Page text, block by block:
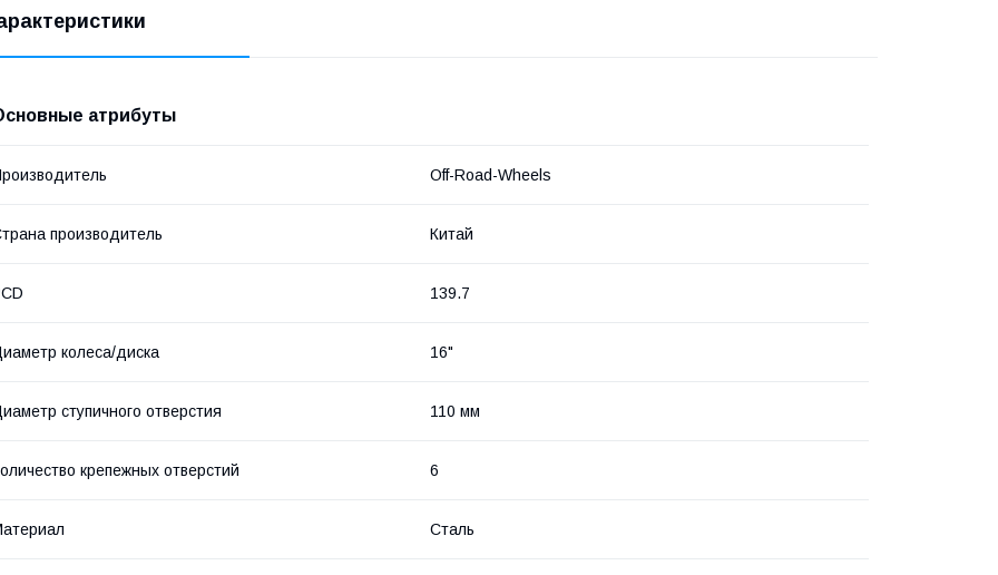
атрибуты
Off-Road-Wheels
производитель Китай
139.7
колеса/диска 16"
ступичного отверстия 110 мм
крепежных отверстий 6
Сталь